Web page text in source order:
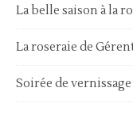
La belle saison à la
La roseraie de
Soirée de